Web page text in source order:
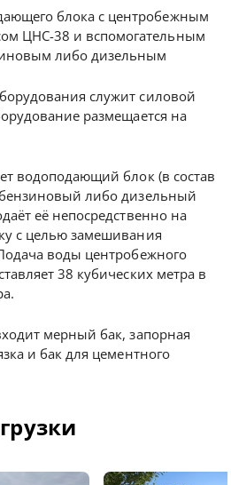
блока с центробежным
ЦНС-38 и вспомогательным
либо дизельным
служит силовой
размещается на
водоподающий блок (в состав
либо дизельный
её непосредственно на
с целью замешивания
воды центробежного
38 кубических метра в
мерный бак, запорная
и бак для цементного